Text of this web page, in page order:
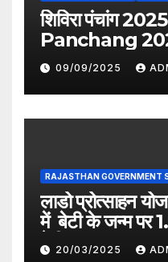
शिविरा पंचांग
Panchang
09/09/2025
RAJASTHAN GOVERNMENT
लाडो प्रोत्साहन
में बेटी के जन्म पर
देगी सरकार
20/03/2025